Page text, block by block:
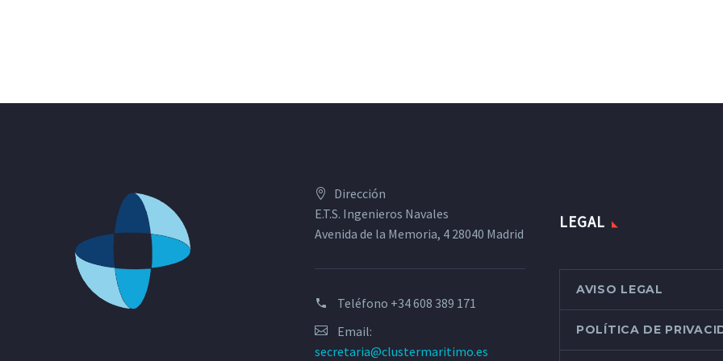
Dirección
E.T.S. Ingenieros Navales
Avenida de la Memoria, 4 28040 Madrid
Teléfono +34 608 389 171
Email:
secretaria@clustermaritimo.es
LEGAL
AVISO LEGAL
POLÍTICA DE